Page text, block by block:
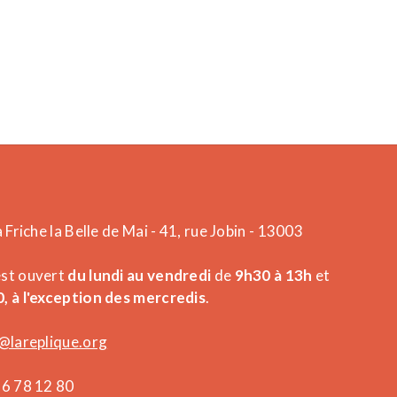
Friche la Belle de Mai - 41, rue Jobin - 13003
ouvert du lundi au vendredi de 9h30 à 13h et
à l'exception des mercredis.
78 12 80